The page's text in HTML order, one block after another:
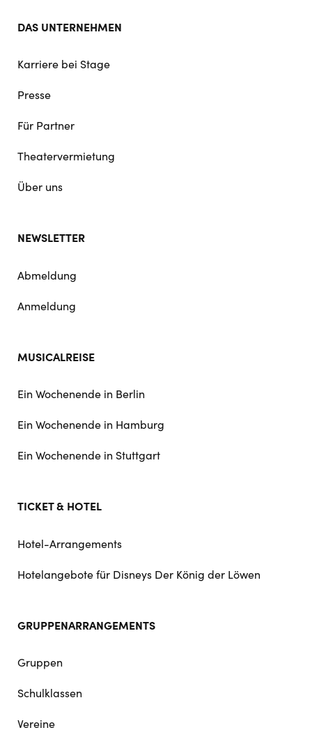
DAS UNTERNEHMEN
Karriere bei Stage
Presse
Für Partner
Theatervermietung
Über uns
NEWSLETTER
Abmeldung
Anmeldung
MUSICALREISE
Ein Wochenende in Berlin
Ein Wochenende in Hamburg
Ein Wochenende in Stuttgart
TICKET & HOTEL
Hotel-Arrangements
Hotelangebote für Disneys Der König der Löwen
GRUPPENARRANGEMENTS
Gruppen
Schulklassen
Vereine